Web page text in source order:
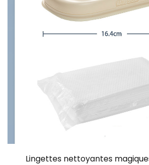
Lingettes nettoyantes